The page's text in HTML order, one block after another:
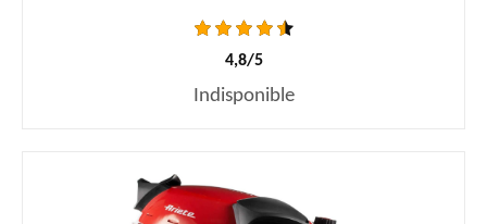
4,8/5
Indisponible